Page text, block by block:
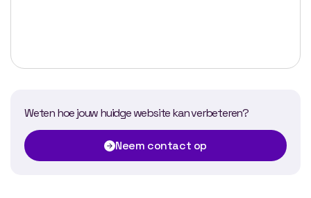
Weten hoe jouw huidge website kan verbeteren?
Neem contact op